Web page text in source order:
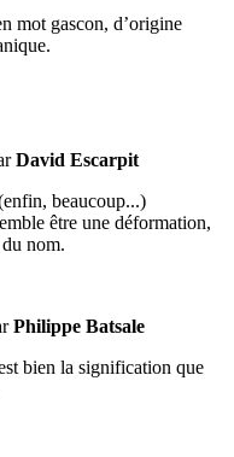
mot gascon, d’origine
David Escarpit
beaucoup...)
être une déformation,
nom.
Philippe Batsale
bien la signification que